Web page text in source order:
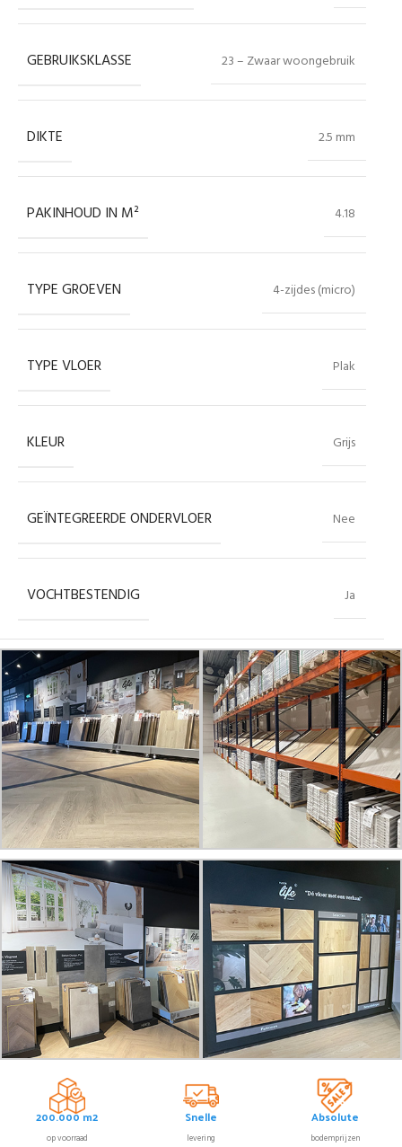
GEBRUIKSKLASSE 23 – Zwaar woongebruik
DIKTE 2.5 mm
PAKINHOUD IN M² 4.18
TYPE GROEVEN 4-zijdes (micro)
TYPE VLOER Plak
KLEUR Grijs
GEÏNTEGREERDE ONDERVLOER Nee
VOCHTBESTENDIG Ja
200.000 m2
op voorraad
Snelle
levering
Absolute
bodemprijzen